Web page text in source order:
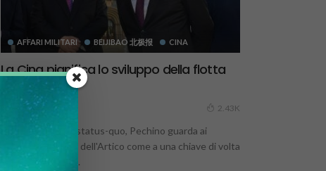
AFFARI MILITARI BEIJIBAO 北极报 CINA
La Cina pianifica lo sviluppo della flotta
artica
11 Febbraio 2022 2.43K
Tra deterrenza e status-quo, Pechino guarda ai
potenziali sviluppi dell'Artico come a una chiave di volta
per la strategia a...